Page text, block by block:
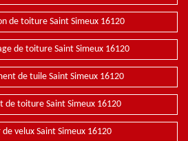
de toiture Saint Simeux 16120
de toiture Saint Simeux 16120
de tuile Saint Simeux 16120
de toiture Saint Simeux 16120
velux Saint Simeux 16120